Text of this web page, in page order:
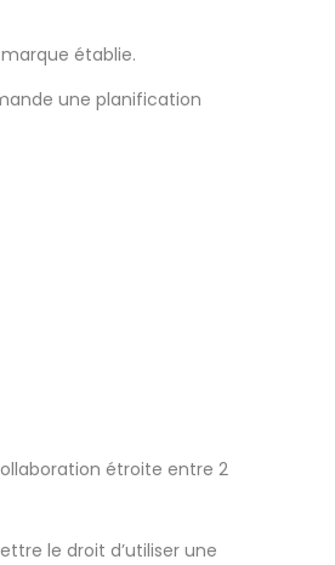
établie.
une planification
étroite entre 2
le droit d’utiliser une